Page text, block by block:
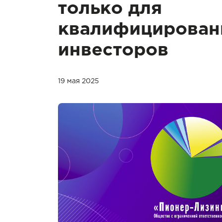
только для
инвесторов
19 мая 2025